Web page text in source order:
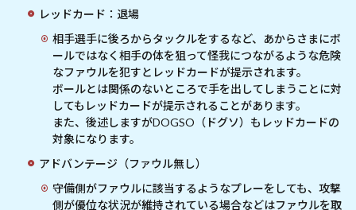
レッドカード：退場
相手選手に後ろからタックルをするなど、あからさまにボ
ールではなく相手の体を狙って怪我につながるような危険
なファウルを犯すとレッドカードが提示されます。
ボールとは関係のないところで手を出してしまうことに対
してもレッドカードが提示されることがあります。
また、後述しますがDOGSO（ドグソ）もレッドカードの
対象になります。
アドバンテージ（ファウル無し）
守備側がファウルに該当するようなプレーをしても、攻撃
側が優位な状況が維持されている場合などはファウルを取